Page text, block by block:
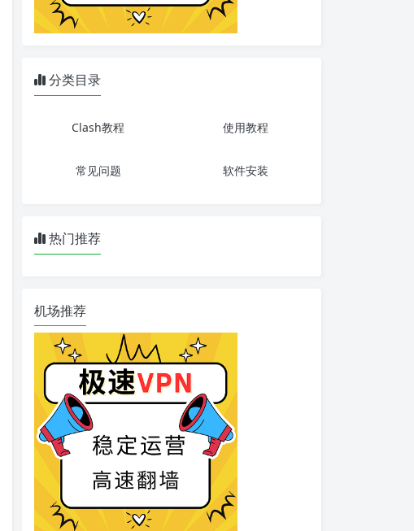
分类目录
Clash教程 使用教程
常见问题 软件安装
热门推荐
机场推荐